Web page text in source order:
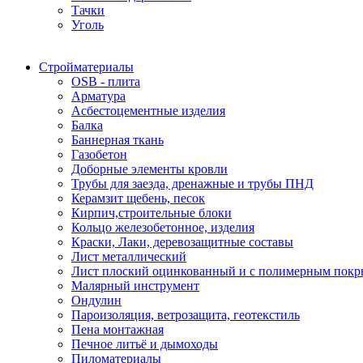
Тачки
Уголь
Стройматериалы
OSB - плита
Арматура
Асбестоцементные изделия
Балка
Баннерная ткань
Газобетон
Доборные элементы кровли
Трубы для заезда, дренажные и трубы ПНД
Керамзит щебень, песок
Кирпич,строительные блоки
Кольцо железобетонное, изделия
Краски, Лаки, деревозащитные составы
Лист металлический
Лист плоский оцинкованный и с полимерным
Малярный инструмент
Ондулин
Пароизоляция, ветрозащита, геотекстиль
Пена монтажная
Печное литьё и дымоходы
Пиломатериалы